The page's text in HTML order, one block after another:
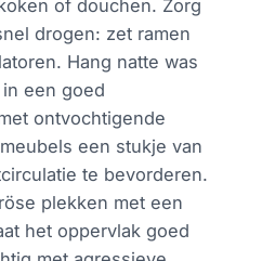
of douchen. Zorg
drogen: zet ramen
Hang natte was
een goed
ontvochtigende
een stukje van
te bevorderen.
plekken met een
het oppervlak goed